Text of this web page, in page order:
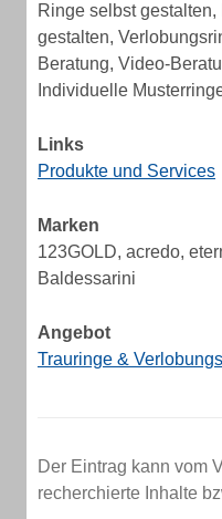
Ringe selbst
gestalten,
Beratung, Video-
Individuelle
Links
Produkte und Services
Marken
123GOLD, acredo,
Baldessarini
Angebot
Trauringe &
Der Eintrag kann vom
recherchierte Inhalte